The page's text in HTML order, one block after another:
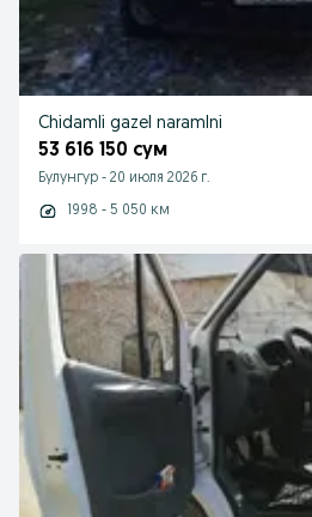
Chidamli gazel naramlni
53 616 150 сум
Булунгур - 20 июля 2026 г.
1998 - 5 050 км